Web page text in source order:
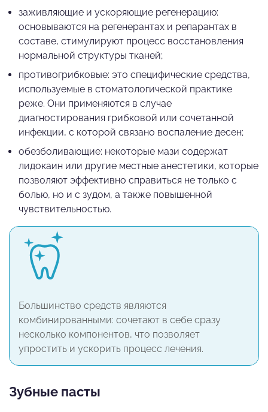
заживляющие и ускоряющие регенерацию:
основываются на регенерантах и репарантах в
составе, стимулируют процесс восстановления
нормальной структуры тканей;
противогрибковые: это специфические средства,
используемые в стоматологической практике
реже. Они применяются в случае
диагностирования грибковой или сочетанной
инфекции, с которой связано воспаление десен;
обезболивающие: некоторые мази содержат
лидокаин или другие местные анестетики, которые
позволяют эффективно справиться не только с
болью, но и с зудом, а также повышенной
чувствительностью.
Большинство средств являются
комбинированными: сочетают в себе сразу
несколько компонентов, что позволяет
упростить и ускорить процесс лечения.
Зубные пасты